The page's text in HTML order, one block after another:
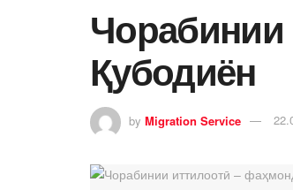
Қубодиён
by Migration Service